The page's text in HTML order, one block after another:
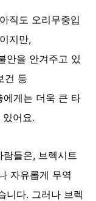
직도 오리무중입
지만,
안을 안겨주고 있
건 등
에게는 더욱 큰 타
어요.
들은, 브렉시트
자유롭게 무역
니다. 그러나 브렉